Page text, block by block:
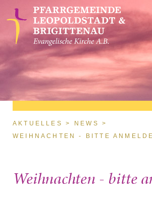
Direkt zum Inhalt
Sie sind hier
AKTUELLES
NEWS
WEIHNACHTEN - BITTE
Weihnachten - bitte